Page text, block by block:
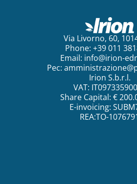
Via Livorno, 60,
Phone: +39 011
Email: info@irion-
Pec:
Irion S.b.r.l.
VAT:
Share Capital: €
E-invoicing:
REA:TO-